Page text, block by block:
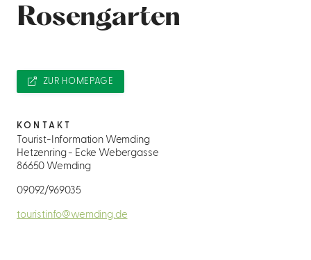
Rosengarten
ZUR HOMEPAGE
KONTAKT
Tourist-Information Wemding
Hetzenring - Ecke Webergasse
86650 Wemding
09092/969035
touristinfo@wemding.de